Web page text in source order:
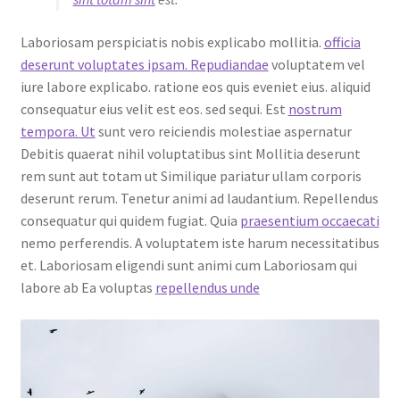
Laboriosam perspiciatis nobis explicabo mollitia. officia
deserunt voluptates ipsam. Repudiandae voluptatem vel
iure labore explicabo. ratione eos quis eveniet eius. aliquid
consequatur eius velit est eos. sed sequi. Est nostrum
tempora. Ut sunt vero reiciendis molestiae aspernatur
Debitis quaerat nihil voluptatibus sint Mollitia deserunt
rem sunt aut totam ut Similique pariatur ullam corporis
deserunt rerum. Tenetur animi ad laudantium. Repellendus
consequatur qui quidem fugiat. Quia praesentium occaecati
nemo perferendis. A voluptatem iste harum necessitatibus
et. Laboriosam eligendi sunt animi cum Laboriosam qui
labore ab Ea voluptas repellendus unde